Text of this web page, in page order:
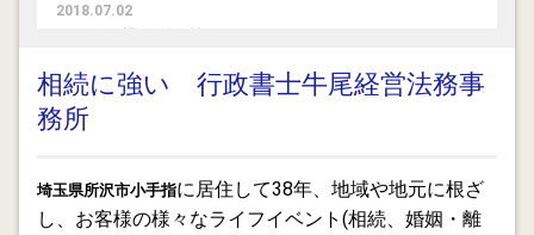
2018.07.02
2016.03.01
異業種士業交流グループ ＬＢＳ 所沢くらしとビジネ
2016.02.17
ゆうちょ銀行は相続手続の民営化推進を
相続に強い 行政書士牛尾経営法務事
務所
埼玉県所沢市小手指に居住して38年、地域や地元に根ざ
し、お客様の様々なライフイベント(相続、婚姻・離